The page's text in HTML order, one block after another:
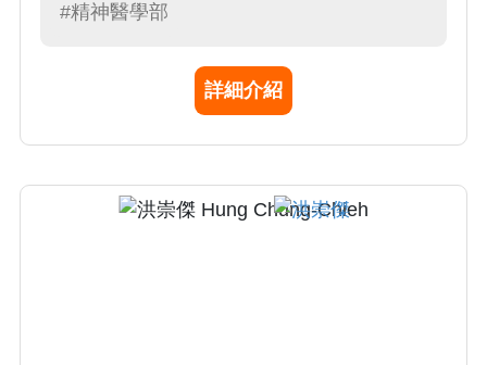
#精神醫學部
詳細介紹